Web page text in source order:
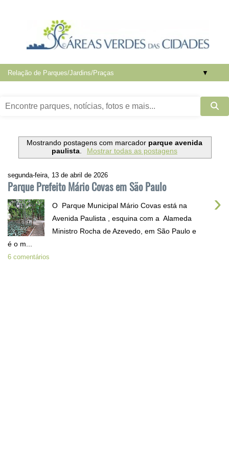
▼
Mostrando postagens com marcador parque avenida
paulista. Mostrar todas as postagens
segunda-feira, 13 de abril de 2026
Parque Prefeito Mário Covas em São Paulo
›
O Parque Municipal Mário Covas está na
Avenida Paulista , esquina com a Alameda
Ministro Rocha de Azevedo, em São Paulo e
é o m...
6 comentários